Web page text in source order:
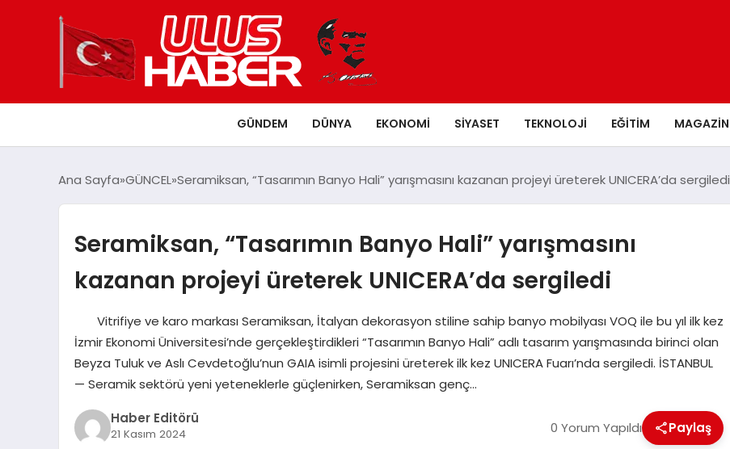
GÜNDEM DÜNYA EKONOMI SIYASET TEKNOLOJI EĞITIM MAGAZIN
Ana Sayfa GÜNCEL Seramiksan, “Tasarımın Banyo Hali” yarışmasını kazanan projeyi üreterek UNICERA’da sergiledi
Seramiksan, “Tasarımın Banyo Hali” yarışmasını
kazanan projeyi üreterek UNICERA’da sergiledi
Vitrifiye ve karo markası Seramiksan, İtalyan dekorasyon stiline sahip banyo mobilyası VOQ ile bu yıl ilk kez
İzmir Ekonomi Üniversitesi’nde gerçekleştirdikleri “Tasarımın Banyo Hali” adlı tasarım yarışmasında birinci olan
Beyza Tuluk ve Aslı Cevdetoğlu’nun GAIA isimli projesini üreterek ilk kez UNICERA Fuarı’nda sergiledi. İSTANBUL
— Seramik sektörü yeni yeteneklerle güçlenirken, Seramiksan genç…
Haber Editörü
21 Kasım 2024 0 Yorum Yapıldı Paylaş